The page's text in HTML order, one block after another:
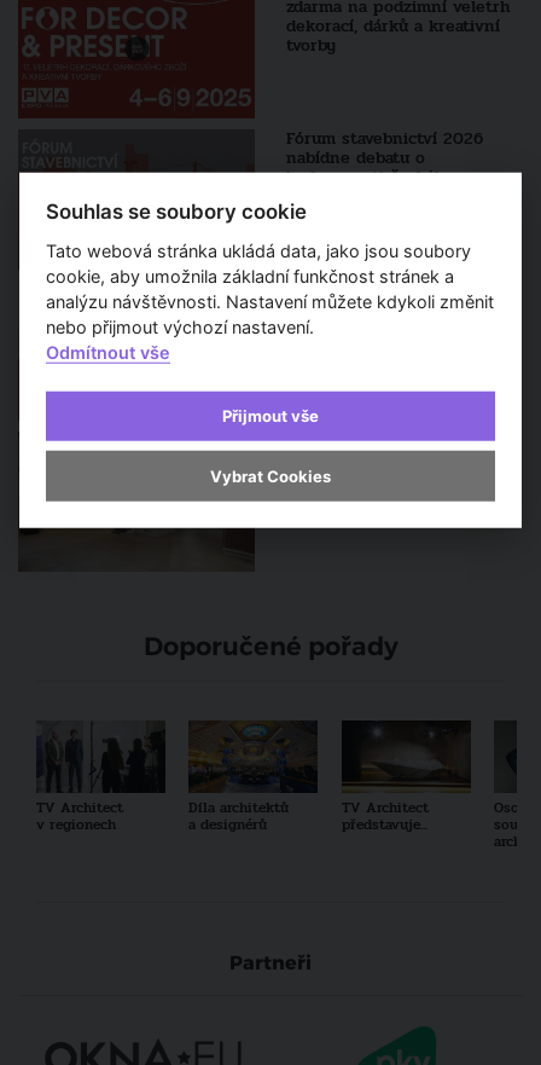
zdarma na podzimní veletrh
dekorací, dárků a kreativní
tvorby
Fórum stavebnictví 2026
nabídne debatu o
budoucnosti českého
FOR DECOR 2026 představí
novinky ze světa dekorací a
dárků. V září se do Prahy
Design, trendy a zázemí pro
partnera pro výběr materiálů
rozhoduje zkušenost a
Doporučené pořady
TV Architect
v regionech
Díla architektů
a designérů
TV Architect
představuje...
Partneři
Souhlas se soubory cookie
Tato webová stránka ukládá data, jako jsou soubory
cookie, aby umožnila základní funkčnost stránek a
analýzu návštěvnosti. Nastavení můžete kdykoli změnit
nebo přijmout výchozí nastavení.
Odmítnout vše
Přijmout vše
Vybrat Cookies